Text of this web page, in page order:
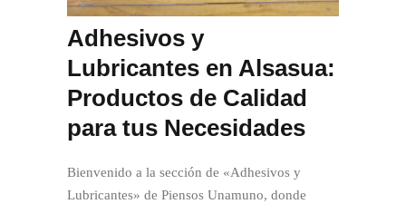
Adhesivos y
Lubricantes en Alsasua:
Productos de Calidad
para tus Necesidades
Bienvenido a la sección de «Adhesivos y
Lubricantes» de Piensos Unamuno, donde